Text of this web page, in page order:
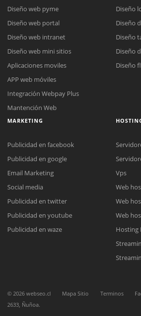
Reunión online
Nuestros ejecutivos le enviarán un correo
Meet para la reunión
Cotización
Chat Online
Todos nuestros ejecutivos están fuera de
Diseño web pyme
Diseño web portal
Diseño web intranet
Diseño web mini sitios
Aplicaciones moviles
APP web móviles
Integración Webpay Plus
Mantención Web
Diseño
Diseño
Diseño
Diseño
Diseño
MARKETING
Publicidad en facebook
Publicidad en google
Email Marketing
Social media
Publicidad en twitter
Publicidad en youtube
Publicidad en waze
Vps
Web
Web
Web
Hosting
© 2026 webseo.cl Mapa Sitio Terminos
2633, Ñuñoa.